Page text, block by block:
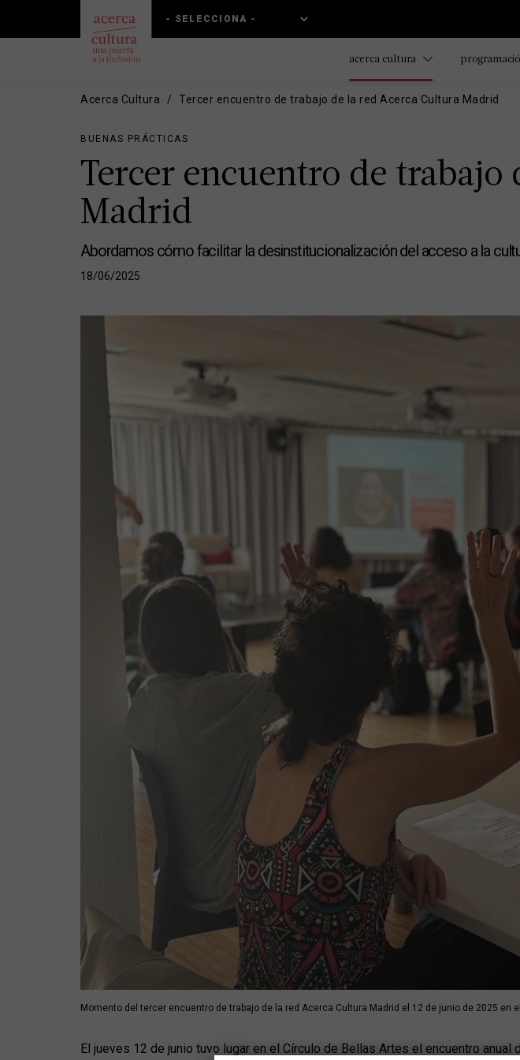
contenido
main
acerca cultura
Acerca Cultura Tercer encuentro de trabajo de la red Acerca Cultura Madrid
BUENAS PRÁCTICAS
Tercer encuentro de trabajo
Madrid
Abordamos cómo facilitar la desinstitucionalización del acceso a la
18/06/2025
Momento del tercer encuentro de trabajo de la red Acerca Cultura Madrid el 12 de junio de 2025 en
El jueves 12 de junio tuvo lugar en el Círculo de Bellas Artes el encuentro anual